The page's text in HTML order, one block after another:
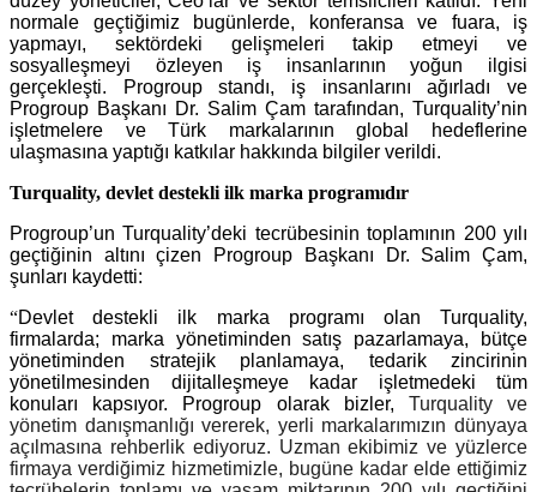
normale geçtiğimiz bugünlerde, konferansa ve fuara, iş
yapmayı, sektördeki gelişmeleri takip etmeyi ve
sosyalleşmeyi özleyen iş insanlarının yoğun ilgisi
gerçekleşti. Progroup standı, iş insanlarını ağırladı ve
Progroup Başkanı Dr. Salim Çam tarafından, Turquality’nin
işletmelere ve Türk markalarının global hedeflerine
ulaşmasına yaptığı katkılar hakkında bilgiler verildi.
Turquality, devlet destekli ilk marka programıdır
Progroup’un Turquality’deki tecrübesinin toplamının 200 yılı
geçtiğinin altını çizen
Progroup Başkanı Dr. Salim Çam,
şunları kaydetti:
“Devlet destekli ilk marka programı olan Turquality,
firmalarda; marka yönetiminden satış pazarlamaya, bütçe
yönetiminden stratejik planlamaya, tedarik zincirinin
yönetilmesinden dijitalleşmeye kadar işletmedeki tüm
konuları kapsıyor. Progroup olarak bizler, Turquality ve
yönetim danışmanlığı vererek, yerli markalarımızın dünyaya
açılmasına rehberlik ediyoruz. Uzman ekibimiz ve yüzlerce
firmaya verdiğimiz hizmetimizle, bugüne kadar elde ettiğimiz